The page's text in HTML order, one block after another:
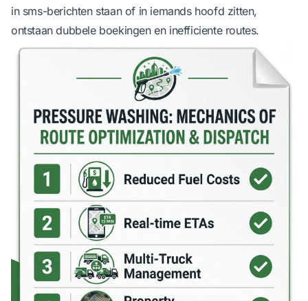
in sms-berichten staan of in iemands hoofd zitten,
ontstaan dubbele boekingen en inefficiente routes.